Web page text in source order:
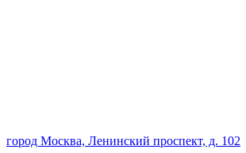
город Москва, Ленинский проспект, д. 102